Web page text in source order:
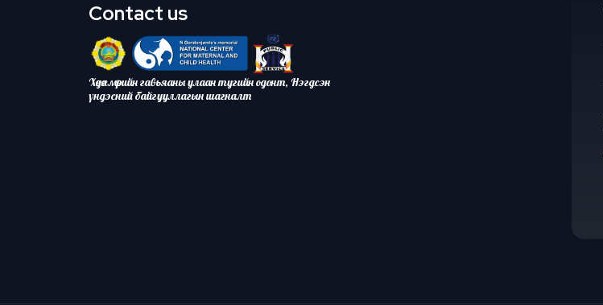
Contact us
Хөдөлмөрийн гавьяаны улаан тугийн одонт, Нэгдсэн
үндэсний байгууллагын шагналт